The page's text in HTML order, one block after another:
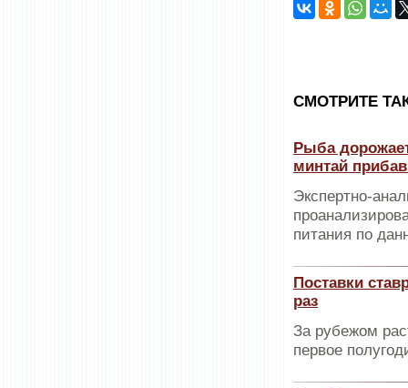
CМОТРИТЕ
Рыба
минтай
Экспертно-
питания по
Поставки
раз
За рубежом
первое